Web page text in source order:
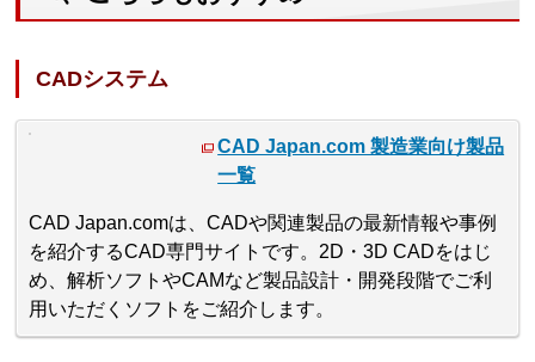
CADシステム
CAD Japan.com 製造業向け製品
一覧
CAD Japan.comは、CADや関連製品の最新情報や事例
を紹介するCAD専門サイトです。2D・3D CADをはじ
め、解析ソフトやCAMなど製品設計・開発段階でご利
用いただくソフトをご紹介します。